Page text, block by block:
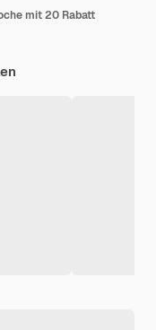
mit 20 Rabatt